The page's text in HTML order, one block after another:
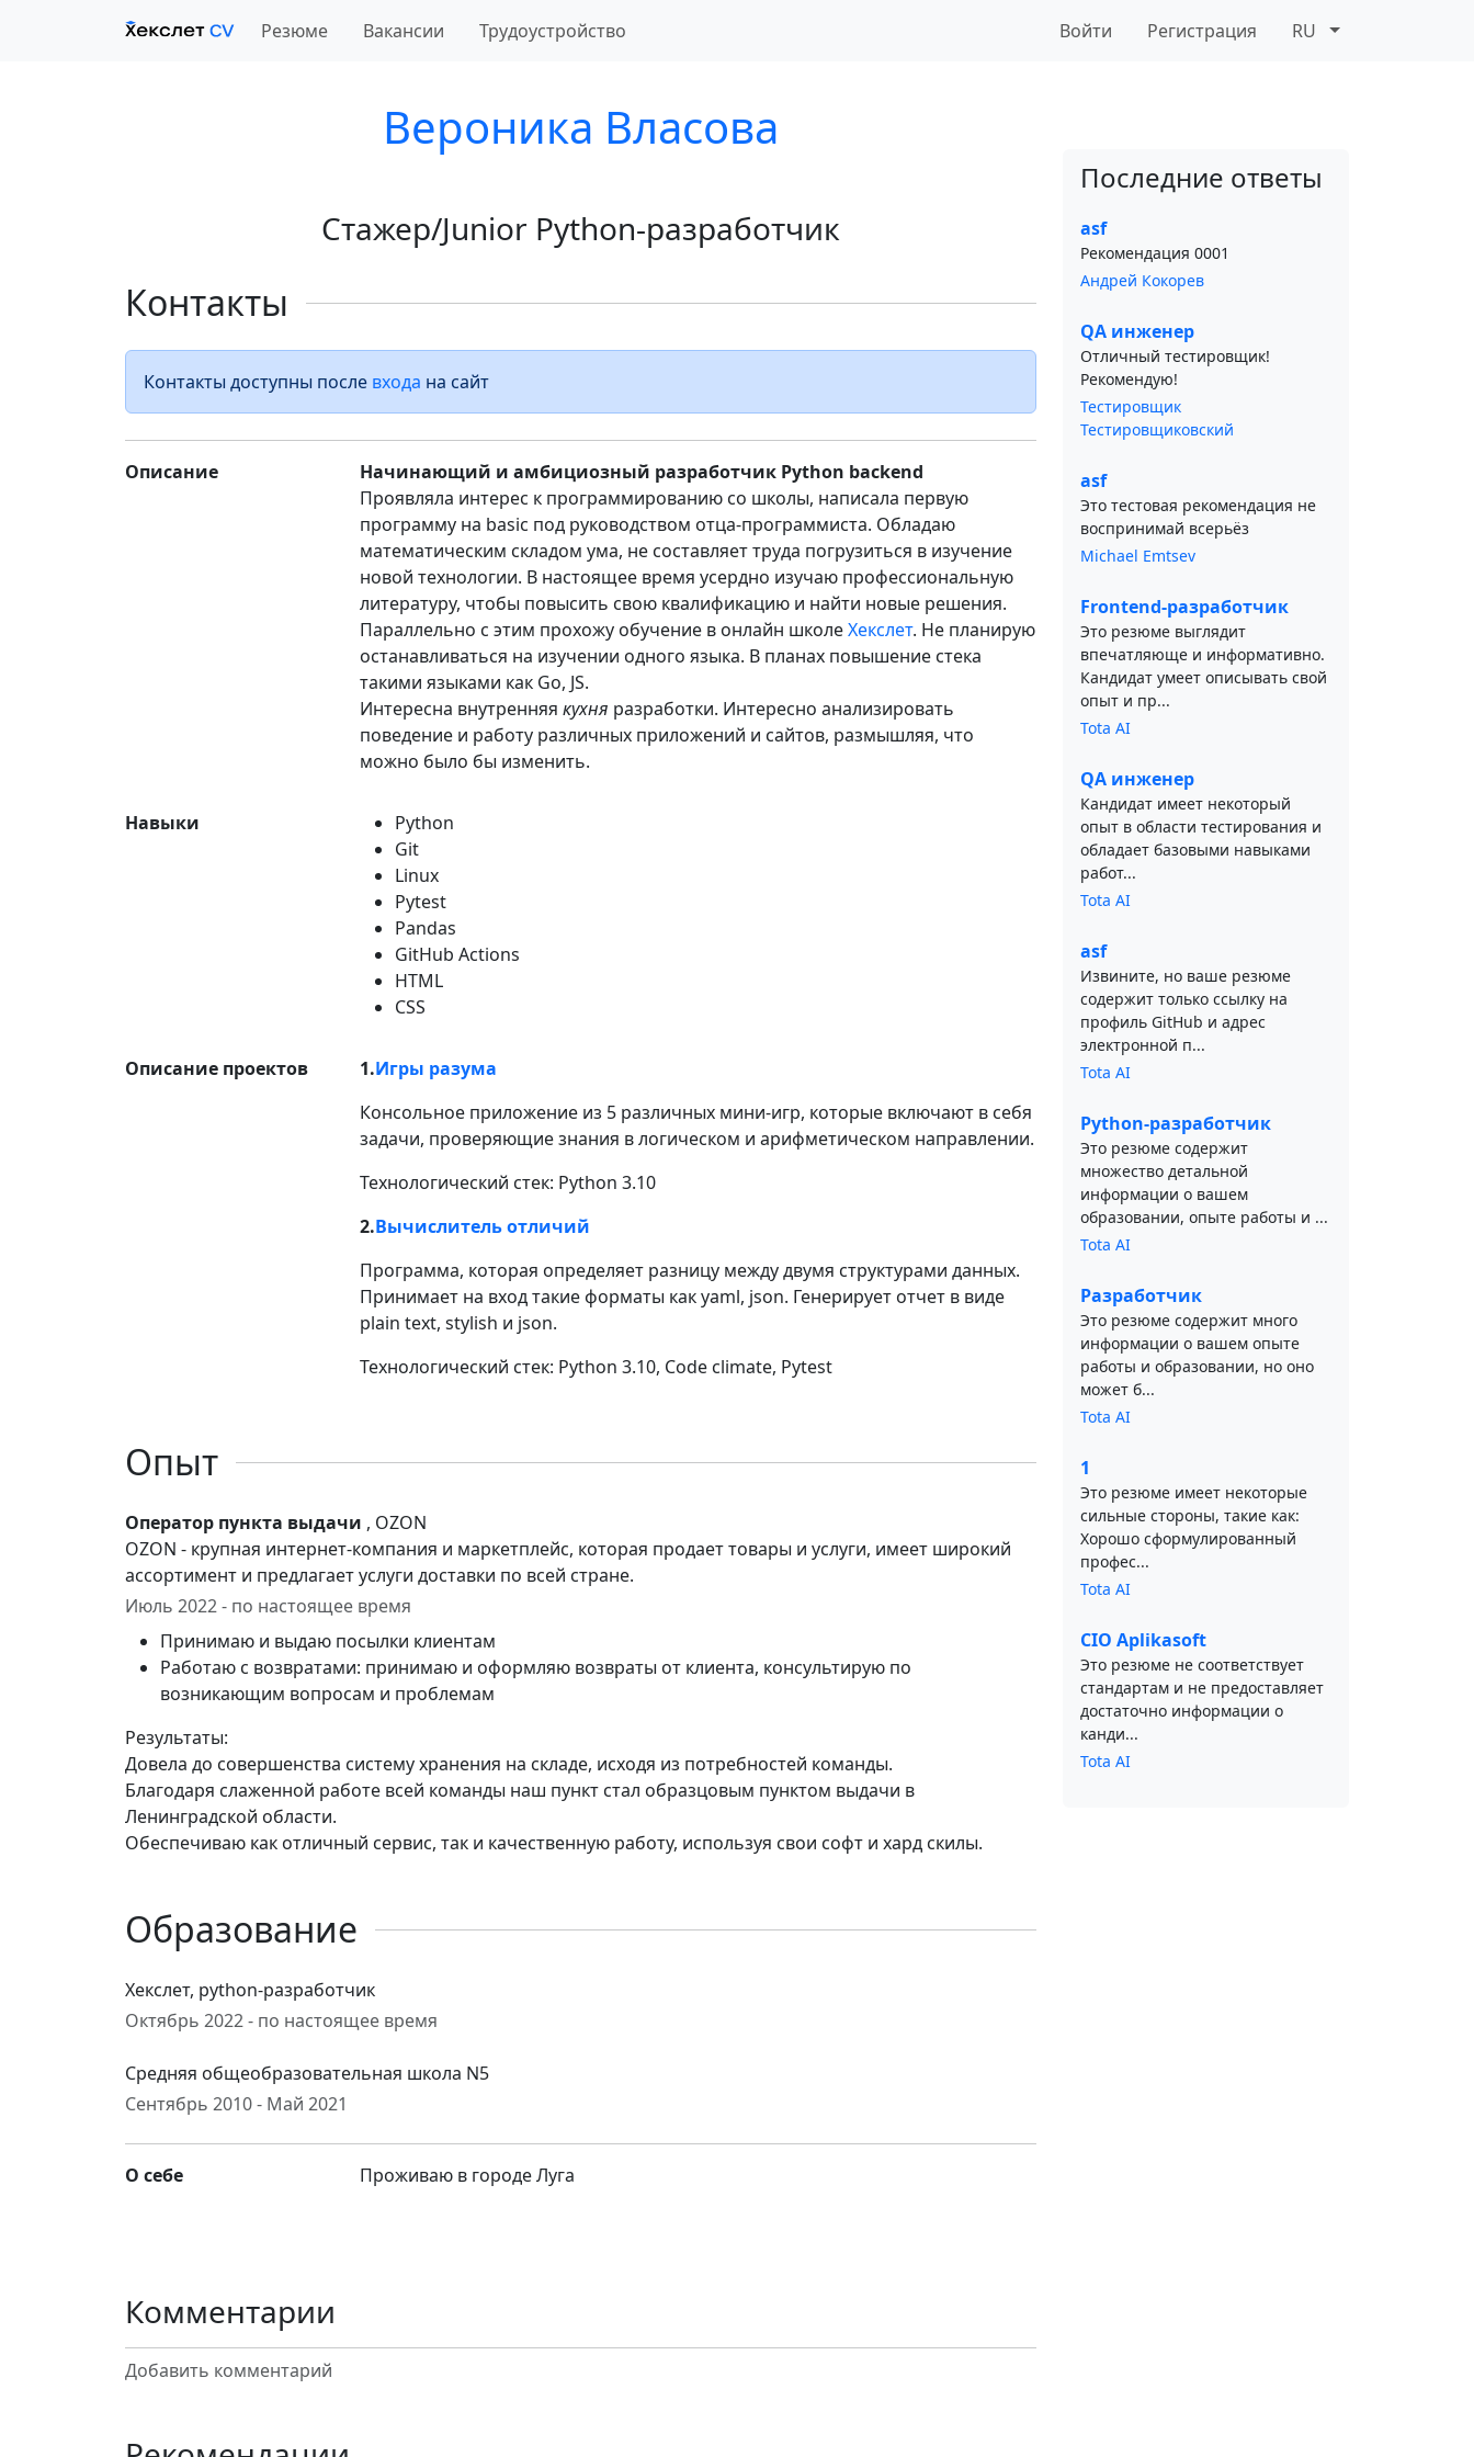
Резюме Вакансии Трудоустройство Войти Регистрация RU
Вероника Власова
Стажер/Junior Python-разработчик
Контакты
Контакты доступны после входа на сайт
Описание
Начинающий и амбициозный разработчик Python backend
Проявляла интерес к программированию со школы, написала первую
программу на basic под руководством отца-программиста. Обладаю
математическим складом ума, не составляет труда погрузиться в изучение
новой технологии. В настоящее время усердно изучаю профессиональную
литературу, чтобы повысить свою квалификацию и найти новые решения.
Параллельно с этим прохожу обучение в онлайн школеХекслет. Не планирую
останавливаться на изучении одного языка. В планах повышение стека
такими языками как Go, JS.
Интересна внутренняя кухня разработки. Интересно анализировать
поведение и работу различных приложений и сайтов, размышляя, что
можно было бы изменить.
Навыки
Python
Git
Linux
Pytest
Pandas
GitHub Actions
HTML
CSS
Описание проектов 1.Игры разума
Консольное приложение из 5 различных мини-игр, которые включают в себя
задачи, проверяющие знания в логическом и арифметическом направлении.
Технологический стек: Python 3.10
2.Вычислитель отличий
Программа, которая определяет разницу между двумя структурами данных.
Принимает на вход такие форматы как yaml, json. Генерирует отчет в виде
plain text, stylish и json.
Технологический стек: Python 3.10, Code climate, Pytest
Опыт
Оператор пункта выдачи , OZON
OZON - крупная интернет-компания и маркетплейс, которая продает товары и услуги, имеет широкий
ассортимент и предлагает услуги доставки по всей стране.
Июль 2022 - по настоящее время
Принимаю и выдаю посылки клиентам
Работаю с возвратами: принимаю и оформляю возвраты от клиента, консультирую по
возникающим вопросам и проблемам
Результаты:
Довела до совершенства систему хранения на складе, исходя из потребностей команды.
Благодаря слаженной работе всей команды наш пункт стал образцовым пунктом выдачи в
Ленинградской области.
Обеспечиваю как отличный сервис, так и качественную работу, используя свои софт и хард скилы.
Образование
Хекслет, python-разработчик
Октябрь 2022 - по настоящее время
Средняя общеобразовательная школа N5
Сентябрь 2010 - Май 2021
О себе Проживаю в городе Луга
Комментарии
Добавить комментарий
Последние ответы
asf
Рекомендация 0001
Андрей Кокорев
QA инженер
Отличный тестировщик!
Рекомендую!
Тестировщик
Тестировщиковский
asf
Это тестовая рекомендация не
воспринимай всерьёз
Michael Emtsev
Frontend-разработчик
Это резюме выглядит
впечатляюще и информативно.
Кандидат умеет описывать свой
опыт и пр...
Tota AI
QA инженер
Кандидат имеет некоторый
опыт в области тестирования и
обладает базовыми навыками
работ...
Tota AI
asf
Извините, но ваше резюме
содержит только ссылку на
профиль GitHub и адрес
электронной п...
Tota AI
Python-разработчик
Это резюме содержит
множество детальной
информации о вашем
образовании, опыте работы и ...
Tota AI
Разработчик
Это резюме содержит много
информации о вашем опыте
работы и образовании, но оно
может б...
Tota AI
1
Это резюме имеет некоторые
сильные стороны, такие как:
Хорошо сформулированный
профес...
Tota AI
CIO Aplikasoft
Это резюме не соответствует
стандартам и не предоставляет
достаточно информации о
канди...
Tota AI